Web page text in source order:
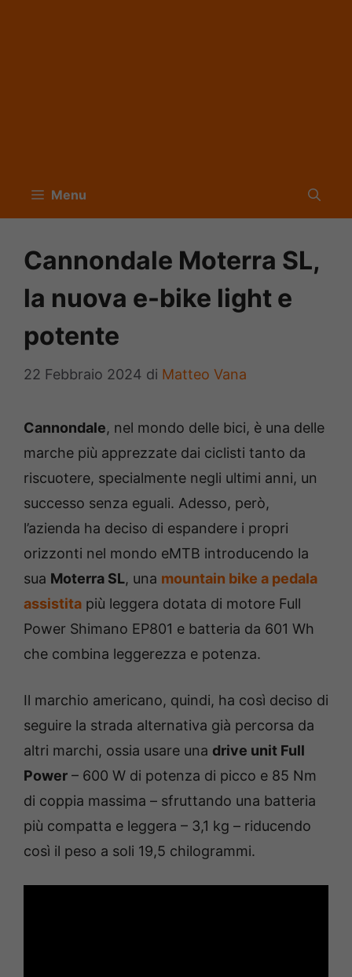
Menu
Cannondale Moterra SL,
la nuova e-bike light e
potente
22 Febbraio 2024 di Matteo Vana
Cannondale, nel mondo delle bici, è una delle
marche più apprezzate dai ciclisti tanto da
riscuotere, specialmente negli ultimi anni, un
successo senza eguali. Adesso, però,
l’azienda ha deciso di espandere i propri
orizzonti nel mondo eMTB introducendo la
sua Moterra SL, una mountain bike a pedala
assistita più leggera dotata di motore Full
Power Shimano EP801 e batteria da 601 Wh
che combina leggerezza e potenza.
Il marchio americano, quindi, ha così deciso di
seguire la strada alternativa già percorsa da
altri marchi, ossia usare una drive unit Full
Power – 600 W di potenza di picco e 85 Nm
di coppia massima – sfruttando una batteria
più compatta e leggera – 3,1 kg – riducendo
così il peso a soli 19,5 chilogrammi.